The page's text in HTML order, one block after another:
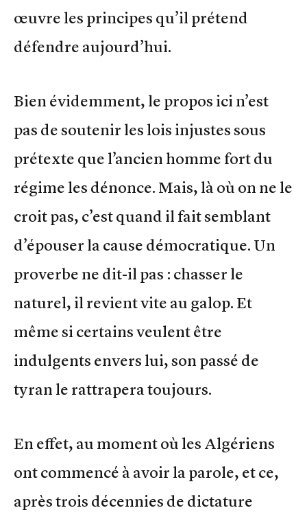
œuvre les principes qu’il prétend
défendre aujourd’hui.
Bien évidemment, le propos ici n’est
pas de soutenir les lois injustes sous
prétexte que l’ancien homme fort du
régime les dénonce. Mais, là où on ne le
croit pas, c’est quand il fait semblant
d’épouser la cause démocratique. Un
proverbe ne dit-il pas : chasser le
naturel, il revient vite au galop. Et
même si certains veulent être
indulgents envers lui, son passé de
tyran le rattrapera toujours.
En effet, au moment où les Algériens
ont commencé à avoir la parole, et ce,
après trois décennies de dictature